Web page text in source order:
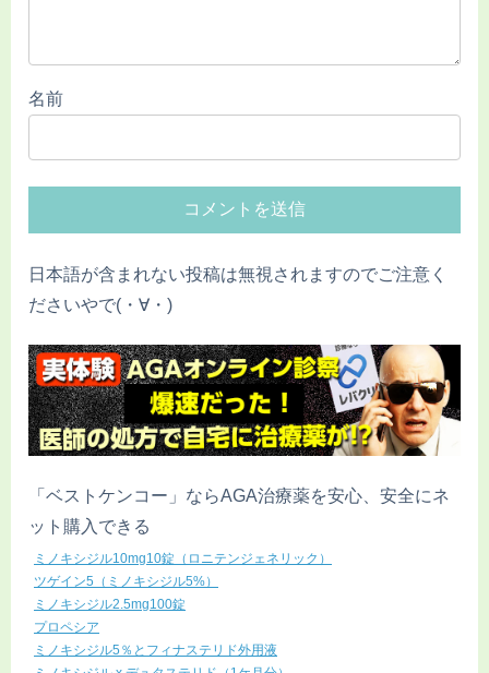
名前
日本語が含まれない投稿は無視されますのでご注意く
ださいやで(・∀・)
「ベストケンコー」ならAGA治療薬を安心、安全にネ
ット購入できる
ミノキシジル10mg10錠（ロニテンジェネリック）
ツゲイン5（ミノキシジル5%）
ミノキシジル2.5mg100錠
プロペシア
ミノキシジル5％とフィナステリド外用液